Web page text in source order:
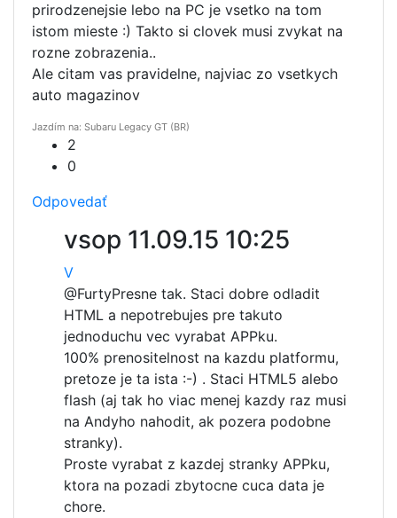
prirodzenejsie lebo na PC je vsetko na tom
istom mieste :) Takto si clovek musi zvykat na
rozne zobrazenia..
Ale citam vas pravidelne, najviac zo vsetkych
auto magazinov
Jazdím na: Subaru Legacy GT (BR)
2
0
Odpovedať
vsop 11.09.15 10:25
V
@FurtyPresne tak. Staci dobre odladit
HTML a nepotrebujes pre takuto
jednoduchu vec vyrabat APPku.
100% prenositelnost na kazdu platformu,
pretoze je ta ista :-) . Staci HTML5 alebo
flash (aj tak ho viac menej kazdy raz musi
na Andyho nahodit, ak pozera podobne
stranky).
Proste vyrabat z kazdej stranky APPku,
ktora na pozadi zbytocne cuca data je
chore.